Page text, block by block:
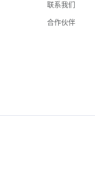
联系我们
合作伙伴